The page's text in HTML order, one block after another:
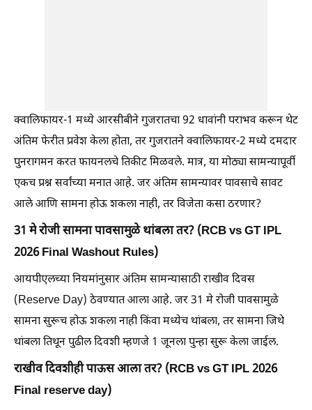
क्वालिफायर-1 मध्ये आरसीबीने गुजरातचा 92 धावांनी पराभव करून थेट
अंतिम फेरीत प्रवेश केला होता, तर गुजरातने क्वालिफायर-2 मध्ये दमदार
पुनरागमन करत फायनलचे तिकीट मिळवले. मात्र, या मोठ्या सामन्यापूर्वी
एकच प्रश्न सर्वांच्या मनात आहे. जर अंतिम सामन्यावर पावसाचे सावट
आले आणि सामना होऊ शकला नाही, तर विजेता कसा ठरणार?
31 मे रोजी सामना पावसामुळे थांबला तर? (RCB vs GT IPL
2026 Final Washout Rules)
आयपीएलच्या नियमांनुसार अंतिम सामन्यासाठी राखीव दिवस
(Reserve Day) ठेवण्यात आला आहे. जर 31 मे रोजी पावसामुळे
सामना सुरूच होऊ शकला नाही किंवा मध्येच थांबला, तर सामना जिथे
थांबला तिथून पुढील दिवशी म्हणजे 1 जूनला पुन्हा सुरू केला जाईल.
राखीव दिवशीही पाऊस आला तर? (RCB vs GT IPL 2026
Final reserve day)